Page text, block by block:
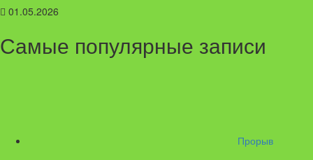
01.05.2026
Самые популярные записи
Прорыв